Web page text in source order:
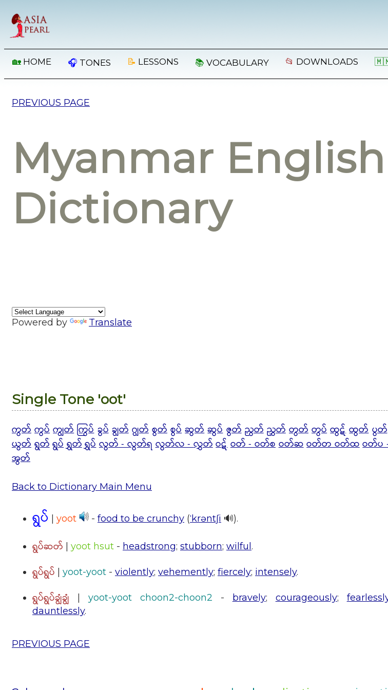
🏡 HOME 🎧 TONES 📝 LESSONS 📚 VOCABULARY 📂 DOWNLOADS
PREVIOUS PAGE
Myanmar English
Dictionary
Powered by Translate
Single Tone 'oot'
ကွတ် ကွပ် ကျွတ် ကြွပ် ခွပ် ချွတ် ဂျွတ် စွတ် စွပ် ဆွတ် ဆွပ် ဇွတ် ညွတ် ညွှတ် တွတ် တွပ် ထွဋ် ထွတ် ပွတ်
ယွတ် ရွတ်ရွပ် ရွှတ်ရွှပ်လွတ် - လွတ်ရ လွတ်လ -လွှတ်ဝဋ် ဝတ် - ဝတ်စ ဝတ်ဆဝတ်တ ဝတ်ထဝတ်ပ
အွတ်
Back to Dictionary Main Menu
ရွပ် | yoot - food to be crunchy (ˈkrəntʃi 🔊).
ရွပ်ဆတ် | yoot hsut - headstrong; stubborn; wilful.
ရွပ်ရွပ် | yoot-yoot - violently; vehemently; fiercely; intensely.
ရွပ်ရွပ်ချွံချွံ | yoot-yoot choon2-choon2 - bravely; courageously;
dauntlessly.
PREVIOUS PAGE